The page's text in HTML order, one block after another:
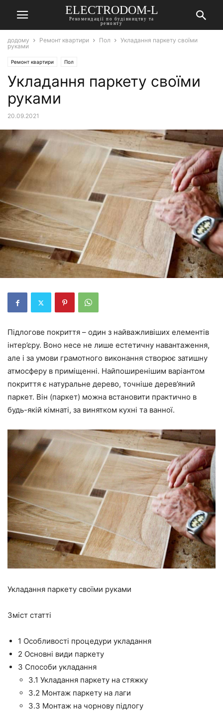
ELECTRODOM-L
Рекомендації по будівництву та
ремонту
додому Ремонт квартири Пол
Укладання паркету своїми
руками
Ремонт квартири Пол
Укладання паркету своїми
руками
20.09.2021
Підлогове покриття – один з найважливіших елементів
інтер’єру. Воно несе не лише естетичну навантаження,
але і за умови грамотного виконання створює затишну
атмосферу в приміщенні. Найпоширенішим варіантом
покриття є натуральне дерево, точніше дерев’яний
паркет. Він (паркет) можна встановити практично в
будь-якій кімнаті, за винятком кухні та ванної.
Укладання паркету своїми руками
Зміст статті
1 Особливості процедури укладання
2 Основні види паркету
3 Способи укладання
3.1 Укладання паркету на стяжку
3.2 Монтаж паркету на лаги
3.3 Монтаж на чорнову підлогу